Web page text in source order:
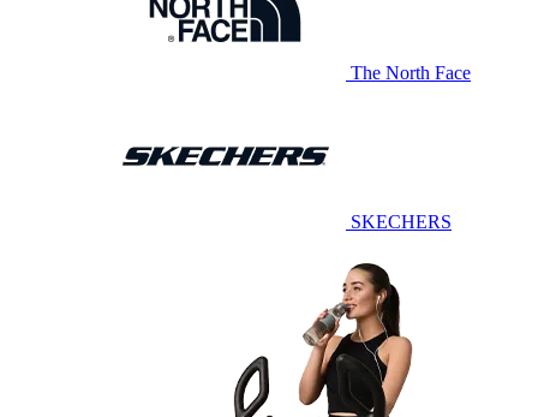
The North Face
SKECHERS